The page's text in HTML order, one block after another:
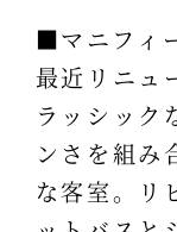
■マニフィ
最近リニュ
ラッシック
ンさを組み
な客室。リ